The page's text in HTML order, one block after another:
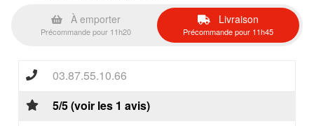
À emporter
Précommande pour 11h20
Livraison
Précommande pour 11h45
03.87.55.10.66
5/5 (voir les 1 avis)